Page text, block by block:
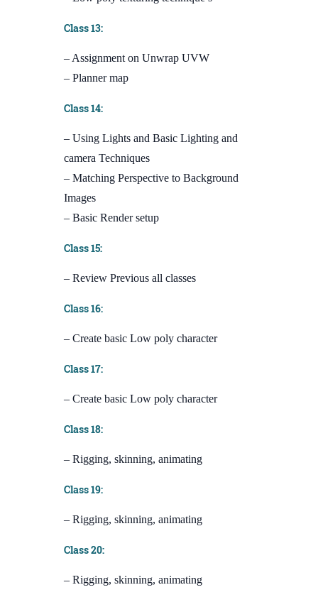
Class 13:
– Assignment on Unwrap UVW
– Planner map
Class 14:
– Using Lights and Basic Lighting and
camera Techniques
– Matching Perspective to Background
Images
– Basic Render setup
Class 15:
– Review Previous all classes
Class 16:
– Create basic Low poly character
Class 17:
– Create basic Low poly character
Class 18:
– Rigging, skinning, animating
Class 19:
– Rigging, skinning, animating
Class 20:
– Rigging, skinning, animating